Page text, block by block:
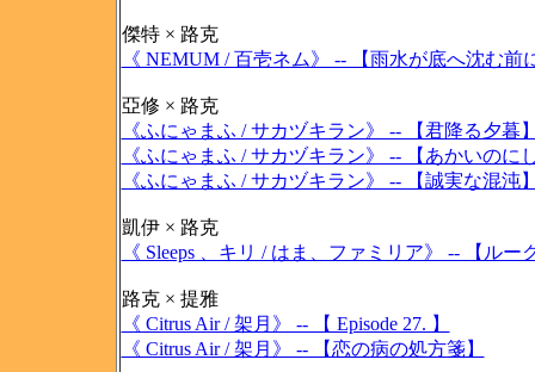
傑特 × 路克
《 NEMUM / 百壱ネム》 -- 【雨水が底へ沈む前
亞修 × 路克
《ふにゃまふ / サカヅキラン》 -- 【君降る夕暮
《ふにゃまふ / サカヅキラン》 -- 【あかいのに
《ふにゃまふ / サカヅキラン》 -- 【誠実な混沌
凱伊 × 路克
《 Sleeps 、キリ / はま、ファミリア》 -- 【ル
路克 × 提雅
《 Citrus Air / 架月》 -- 【 Episode 27. 】
《 Citrus Air / 架月》 -- 【恋の病の処方箋】